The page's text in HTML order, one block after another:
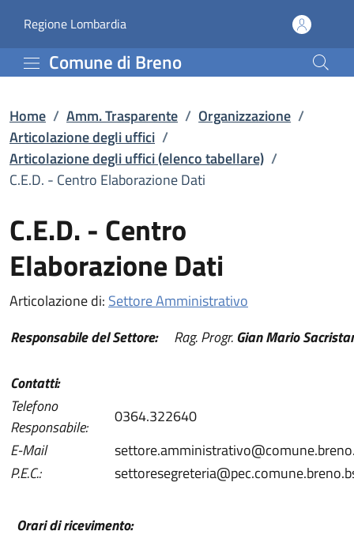
C.E.D. - Centro
Regione Lombardia(apre in un'altra scheda).
Comune di Breno
Home / Amm. Trasparente / Organizzazione /
Articolazione degli uffici /
Articolazione degli uffici (elenco tabellare) /
C.E.D. - Centro Elaborazione Dati
C.E.D. - Centro
Elaborazione Dati
Articolazione di: Settore Amministrativo
Responsabile del Settore:
Rag. Progr.Gian Mario
Contatti:
Telefono
Responsabile:
0364.322640
E-Mail
P.E.C.:
Orari di ricevimento: